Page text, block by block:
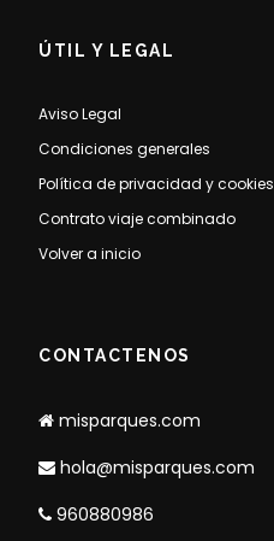
ÚTIL Y LEGAL
Aviso Legal
Condiciones generales
Política de privacidad y cookies
Contrato viaje combinado
Volver a inicio
CONTACTENOS
misparques.com
hola@misparques.com
960880986